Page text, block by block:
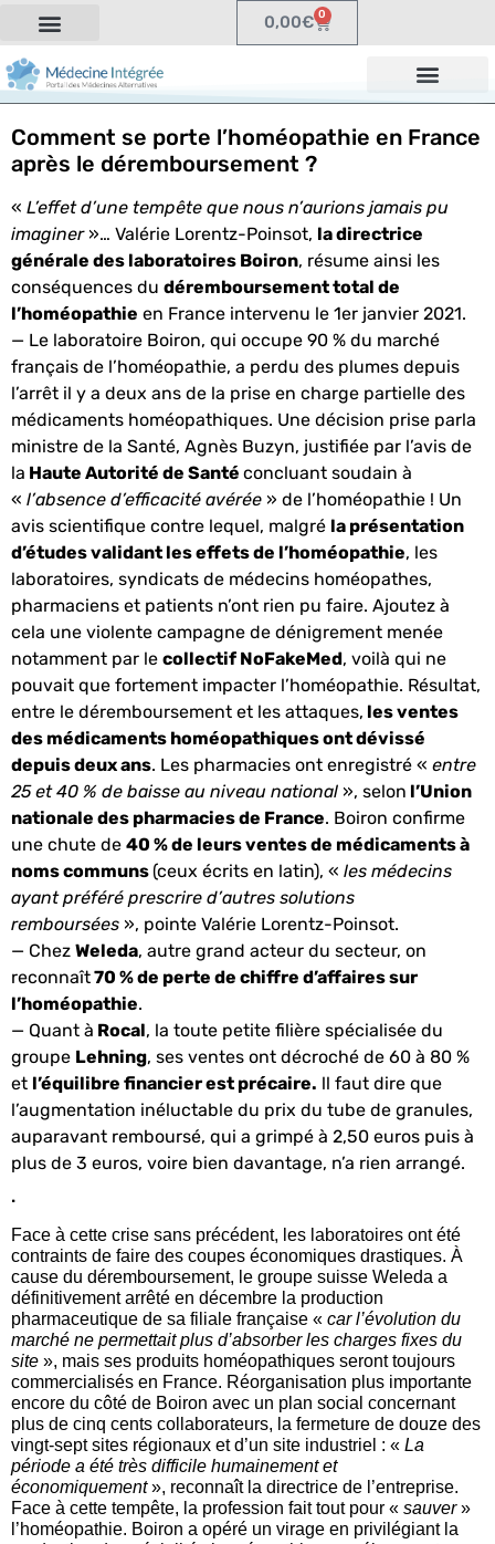
0,00€ 0
Comment se porte l’homéopathie en France
après le déremboursement ?
« L’effet d’une tempête que nous n’aurions jamais pu
imaginer»… Valérie Lorentz-Poinsot, la directrice
générale des laboratoires Boiron, résume ainsi les
conséquences du déremboursement total de
l’homéopathie en France intervenu le 1er janvier 2021.
— Le laboratoire Boiron, qui occupe 90 % du marché
français de l’homéopathie, a perdu des plumes depuis
l’arrêt il y a deux ans de la prise en charge partielle des
médicaments homéopathiques. Une décision prise parla
ministre de la Santé, Agnès Buzyn, justifiée par l’avis de
la Haute Autorité de Santé concluant soudain à
« l’absence d’efficacité avérée » de l’homéopathie ! Un
avis scientifique contre lequel, malgré la présentation
d’études validant les effets de l’homéopathie, les
laboratoires, syndicats de médecins homéopathes,
pharmaciens et patients n’ont rien pu faire. Ajoutez à
cela une violente campagne de dénigrement menée
notamment par le collectif NoFakeMed, voilà qui ne
pouvait que fortement impacter l’homéopathie. Résultat,
entre le déremboursement et les attaques, les ventes
des médicaments homéopathiques ont dévissé
depuis deux ans. Les pharmacies ont enregistré « entre
25 et 40 % de baisse au niveau national », selon l’Union
nationale des pharmacies de France. Boiron confirme
une chute de 40 % de leurs ventes de médicaments à
noms communs (ceux écrits en latin), « les médecins
ayant préféré prescrire d’autres solutions
remboursées », pointe Valérie Lorentz-Poinsot.
— Chez Weleda, autre grand acteur du secteur, on
reconnaît70 % de perte de chiffre d’affaires sur
l’homéopathie.
— Quant à Rocal, la toute petite filière spécialisée du
groupe Lehning, ses ventes ont décroché de 60 à 80 %
et l’équilibre financier est précaire. ll faut dire que
l’augmentation inéluctable du prix du tube de granules,
auparavant remboursé, qui a grimpé à 2,50 euros puis à
plus de 3 euros, voire bien davantage, n’a rien arrangé.
.
Face à cette crise sans précédent, les laboratoires ont été
contraints de faire des coupes économiques drastiques. À
cause du déremboursement, le groupe suisse Weleda a
définitivement arrêté en décembre la production
pharmaceutique de sa filiale française « car l’évolution du
marché ne permettait plus d’absorber les charges fixes du
site », mais ses produits homéopathiques seront toujours
commercialisés en France. Réorganisation plus importante
encore du côté de Boiron avec un plan social concernant
plus de cinq cents collaborateurs, la fermeture de douze des
vingt-sept sites régionaux et d’un site industriel : « La
période a été très difficile humainement et
économiquement», reconnaît la directrice de l’entreprise.
Face à cette tempête, la profession fait tout pour « sauver»
l’homéopathie. Boiron a opéré un virage en privilégiant la